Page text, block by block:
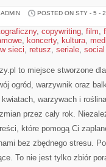
POSTED ON STY - 5 -
, copywriting, film,
, koncerty, kultura,
sieci, retusz, seriale,
to miejsce stworzone
ogród, warzywnik oraz
kwiatach, warzywach i
przez cały rok.
które pomogą Ci
bez zbędnego stresu.
To nie jest tylko zbiór